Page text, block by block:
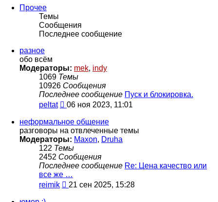
Прочее
Темы
Сообщения
Последнее сообщение
разное
обо всём
Модераторы: mek, indy
1069 Темы
10926 Сообщения
Последнее сообщение Пуск и блокировка.
peltat
Перейти
последнему
сообщению
06 ноя 2023, 11:01
неформальное общение
разговоры на отвлеченные темы
Модераторы: Maxon, Druha
122 Темы
2452 Сообщения
Последнее сообщение Re: Цена качество или
все же …
reimik
Перейти
21 сен 2025, 15:28